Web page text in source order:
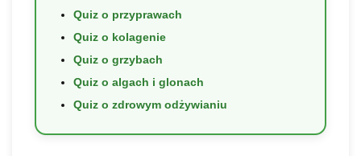
Quiz o przyprawach
Quiz o kolagenie
Quiz o grzybach
Quiz o algach i glonach
Quiz o zdrowym odżywianiu